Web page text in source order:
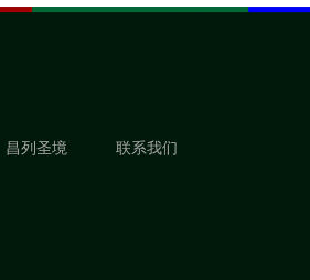
昌列圣境 联系我们